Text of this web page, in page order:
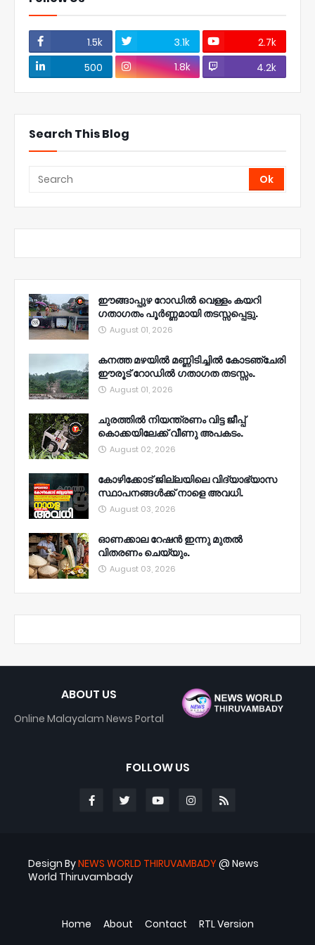
1.5k 3.1k
2.7k
500
1.8k 4.2k
Search This Blog
ഈങ്ങാപ്പുഴ റോഡിൽ വെള്ളം കയറി
ഗതാഗതം പൂർണ്ണമായി തടസ്സപ്പെട്ടു.
August 01, 2026
കനത്ത മഴയിൽ മണ്ണിടിച്ചിൽ കോടഞ്ചേരി
ഈരൂട് റോഡിൽ ഗതാഗത തടസ്സം.
August 01, 2026
ചുരത്തിൽ നിയന്ത്രണം വിട്ട ജീപ്പ്
കൊക്കയിലേക്ക് വീണു അപകടം.
August 02, 2026
കോഴിക്കോട് ജില്ലയിലെ വിദ്യാഭ്യാസ
സ്ഥാപനങ്ങൾക്ക് നാളെ അവധി.
August 03, 2026
ഓണക്കാല റേഷൻ ഇന്നു മുതല്‍
വിതരണം ചെയ്യും.
August 03, 2026
ABOUT US
Online Malayalam News Portal
FOLLOW US
Design ByNEWS WORLD THIRUVAMBADY @ News
World Thiruvambady
Home
About Contact RTL Version